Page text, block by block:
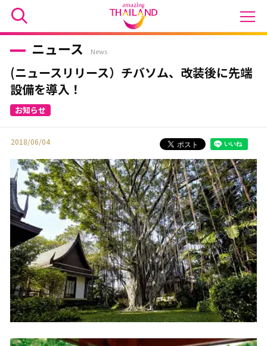
ニュース News
(ニュースリリース）チバソム、改装後に先端
設備を導入！
2018/06/04